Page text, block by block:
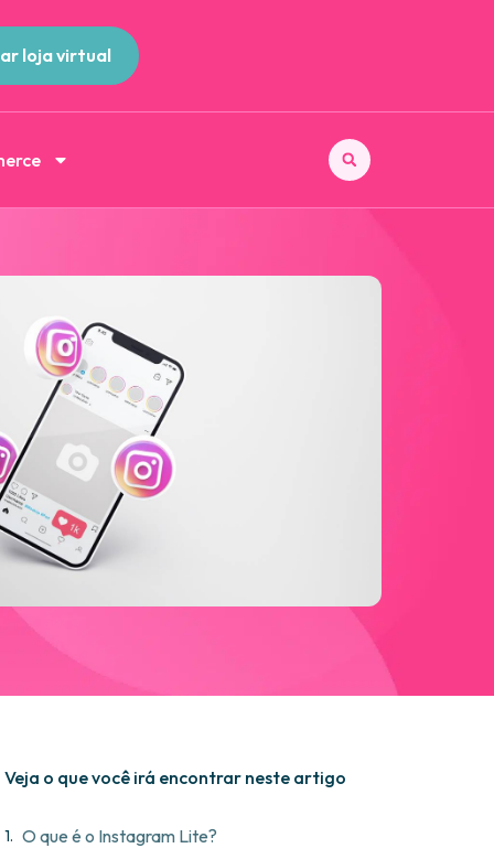
loja virtual
Veja o que você irá encontrar neste artigo
O que é o Instagram Lite?